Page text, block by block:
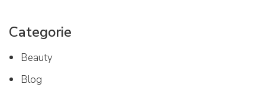
Categorie
Beauty
Blog